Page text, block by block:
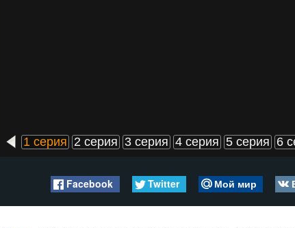
1 серия 2 серия 3 серия 4 серия 5 серия 6
Facebook Twitter Мой мир